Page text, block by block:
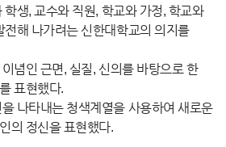
생, 교수와 직원, 학교와 가정, 학교와
전해 나가려는 신한대학교의 의지를
념인 근면, 실질, 신의를 바탕으로 한
표현했다.
나타내는 청색계열을 사용하여 새로운
의 정신을 표현했다.